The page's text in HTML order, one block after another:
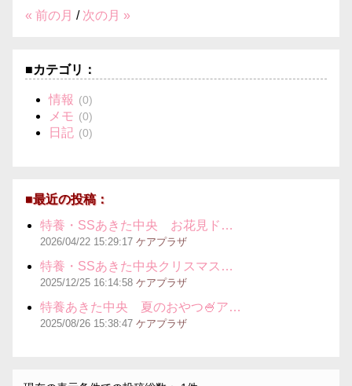
« 前の月 / 次の月 »
■カテゴリ：
情報 (0)
メモ (0)
日記 (0)
■最近の投稿：
特養・SSあきた中央 お花見ド…
2026/04/22 15:29:17 ケアプラザ
特養・SSあきた中央クリスマス…
2025/12/25 16:14:58 ケアプラザ
特養あきた中央 夏のおやつ🍧ア…
2025/08/26 15:38:47 ケアプラザ